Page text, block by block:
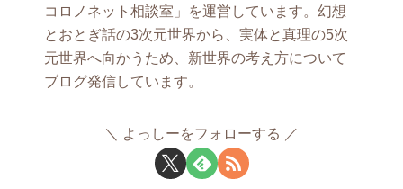
コロノネット相談室」を運営しています。幻想
とおとぎ話の3次元世界から、実体と真理の5次
元世界へ向かうため、新世界の考え方について
ブログ発信しています。
よっしーをフォローする